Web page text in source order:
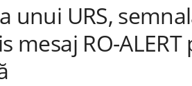
unui URS,
mesaj RO-